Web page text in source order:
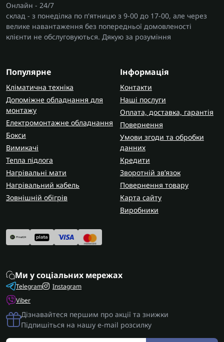
Онлайн - 24/7
склад - з понеділка по п'ятницю з 9-00 до 17-00, але через
велике навантаження без попередньої домовленості
клієнти не обслуговуються. Дякую за розуміння
Популярне
Кліматична техніка
Допоміжне обладнання для
монтажу
Електромонтажне обладнання
Бокси
Вимикачі
Тепла підлога
Нагрівальні мати
Нагрівальний кабель
Зовнішній обігрів
Інформація
Контакти
Наші послуги
Оплата, доставка, гарантія
Повернення
Умови згоди та обробки
данних
Кредити
Зворотній зв’язок
Повернення товару
Карта сайту
Виробники
Ми у соціальних мережах
Telegram
Viber
Instagram
Дізнавайтеся першим про акції та знижки
Підпишіться на нашу e-mail розсилку